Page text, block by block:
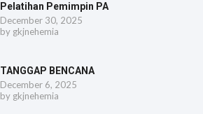
Pelatihan Pemimpin PA
December 30, 2025
by gkjnehemia
TANGGAP BENCANA
December 6, 2025
by gkjnehemia